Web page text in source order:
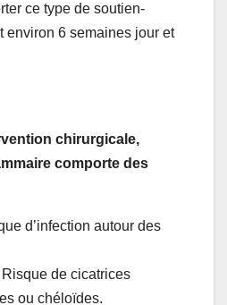
ce type de soutien-
environ 6 semaines jour et
chirurgicale,
comporte des
d’infection autour des
de cicatrices
ou chéloïdes.